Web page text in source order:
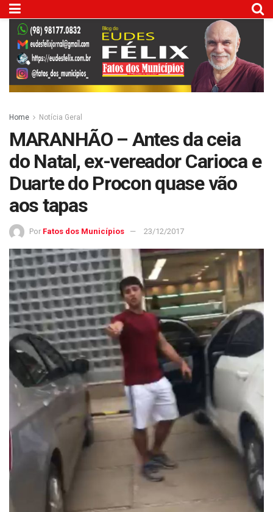
Home Notícia Geral
MARANHÃO – Antes da ceia
do Natal, ex-vereador Carioca e
Duarte do Procon quase vão
aos tapas
Por Fatos dos Municípios 23/12/2017